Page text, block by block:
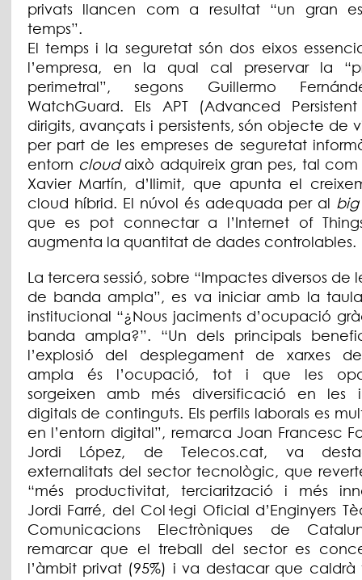
privats llancen com a resultat “un gran
temps”.
El temps i la seguretat són dos eixos
l’empresa, en la qual cal preservar la
perimetral”, segons Guillermo
WatchGuard. Els APT (Advanced Persistent
dirigits, avançats i persistents, són objecte de
per part de les empreses de seguretat
entorn cloudaixò adquireix gran pes, tal com
Xavier Martín, d’Ilimit, que apunta el
cloud híbrid. El núvol és adequada per al
que es pot connectar a l’Internet of
augmenta la quantitat de dades controlables.
La tercera sessió, sobre “Impactes diversos de
de banda ampla”, es va iniciar amb la
institucional “¿Nous jaciments d’ocupació
banda ampla?”. “Un dels principals
l’explosió del desplegament de xarxes
ampla és l’ocupació, tot i que les
sorgeixen amb més diversificació en les
digitals de continguts. Els perfils laborals es
en l’entorn digital”, remarca Joan Francesc
Jordi López, de Telecos.cat, va
externalitats del sector tecnològic, que
“més productivitat, terciarització i més
Jordi Farré, del Col·legi Oficial d’Enginyers
Comunicacions Electròniques de
remarcar que el treball del sector es
l’àmbit privat (95%) i va destacar que caldrà